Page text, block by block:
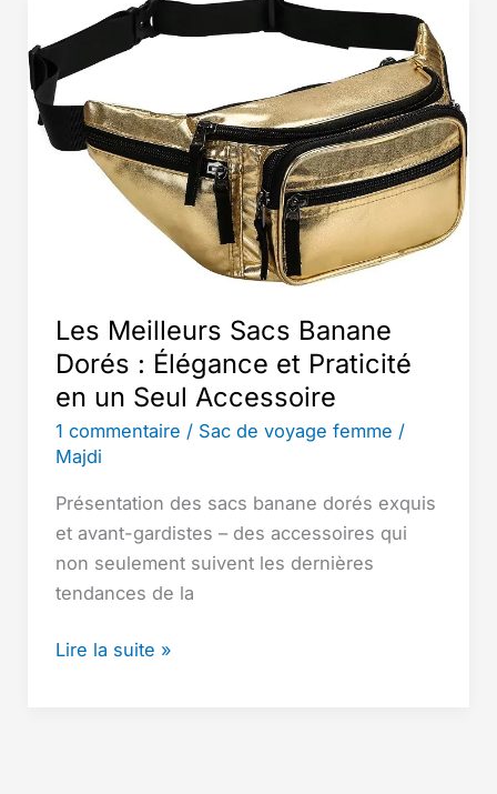
Cuir
Femme
Incontournables
sur
Amazon
Les Meilleurs Sacs Banane
Dorés : Élégance et Praticité
en un Seul Accessoire
1 commentaire / Sac de voyage femme /
Majdi
Présentation des sacs banane dorés exquis
et avant-gardistes – des accessoires qui
non seulement suivent les dernières
tendances de la
Les
Lire la suite »